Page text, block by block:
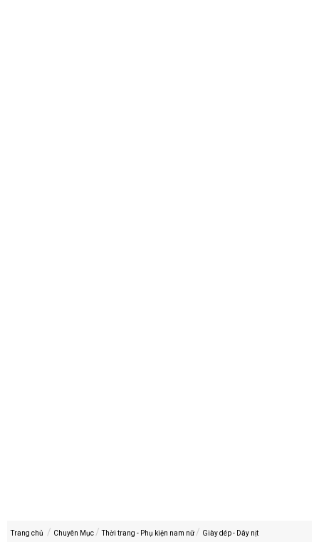
Trang chủ Chuyên Mục Thời trang - Phụ kiện nam nữ Giày dép - Dây nịt